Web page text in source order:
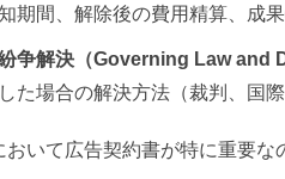
期間、解除後の費用精算、成果
争解決（Governing Law and
た場合の解決方法（裁判、国
おいて広告契約書が特に重要な